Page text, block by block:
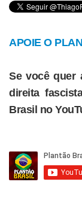
APOIE O
Se você quer
direita
Brasil no